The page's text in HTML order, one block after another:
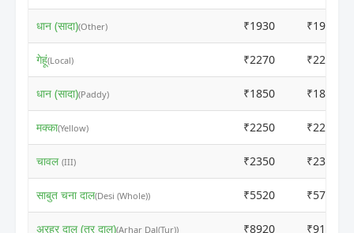
धान (सादा)(Other) ₹1930 ₹1910
गेहूं(Local) ₹2270 ₹2250
धान (सादा)(Paddy) ₹1850 ₹1850
मक्का(Yellow) ₹2250 ₹2250
चावल (III) ₹2350 ₹2370
साबुत चना दाल(Desi (Whole)) ₹5520 ₹5700
अरहर दाल (तूर दाल)(Arhar Dal(Tur)) ₹8920 ₹9100